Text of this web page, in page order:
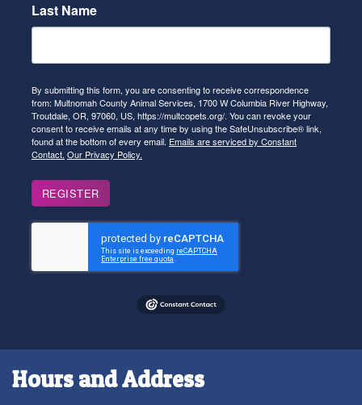
Last Name
By submitting this form, you are consenting to receive correspondence
from: Multnomah County Animal Services, 1700 W Columbia River Highway,
Troutdale, OR, 97060, US, https://multcopets.org/. You can revoke your
consent to receive emails at any time by using the SafeUnsubscribe® link,
found at the bottom of every email. Emails are serviced by Constant
Contact. Our Privacy Policy.
REGISTER
Hours and Address